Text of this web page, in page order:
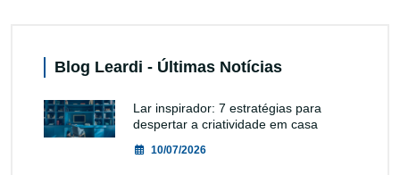
Blog Leardi - Últimas Notícias
Lar inspirador: 7 estratégias para
despertar a criatividade em casa
10/07/2026